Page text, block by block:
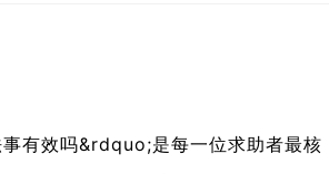
有效吗&rdquo;是每一位求助者最核